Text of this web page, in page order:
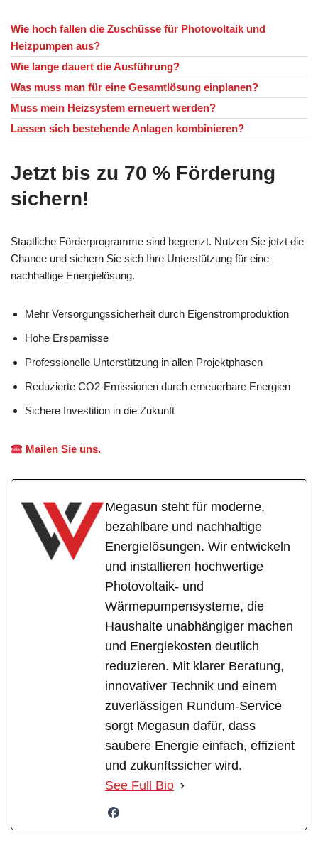
Wie hoch fallen die Zuschüsse für Photovoltaik und
Heizpumpen aus?
Wie lange dauert die Ausführung?
Was muss man für eine Gesamtlösung einplanen?
Muss mein Heizsystem erneuert werden?
Lassen sich bestehende Anlagen kombinieren?
Jetzt bis zu 70 % Förderung
sichern!
Staatliche Förderprogramme sind begrenzt. Nutzen Sie jetzt die
Chance und sichern Sie sich Ihre Unterstützung für eine
nachhaltige Energielösung.
Mehr Versorgungssicherheit durch Eigenstromproduktion
Hohe Ersparnisse
Professionelle Unterstützung in allen Projektphasen
Reduzierte CO2-Emissionen durch erneuerbare Energien
Sichere Investition in die Zukunft
Mailen Sie uns.
Megasun steht für moderne,
bezahlbare und nachhaltige
Energielösungen. Wir entwickeln
und installieren hochwertige
Photovoltaik- und
Wärmepumpensysteme, die
Haushalte unabhängiger machen
und Energiekosten deutlich
reduzieren. Mit klarer Beratung,
innovativer Technik und einem
zuverlässigen Rundum-Service
sorgt Megasun dafür, dass
saubere Energie einfach, effizient
und zukunftssicher wird.
See Full Bio